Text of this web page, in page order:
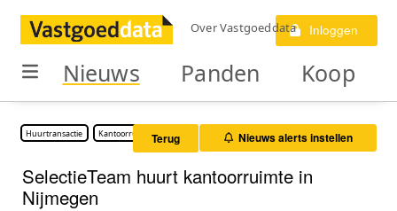
Over Vastgoeddata Inloggen
Nieuws Panden Koop
Huurtransactie KantoorruimteTerug Nieuws alerts instellen
SelectieTeam huurt kantoorruimte in
Nijmegen